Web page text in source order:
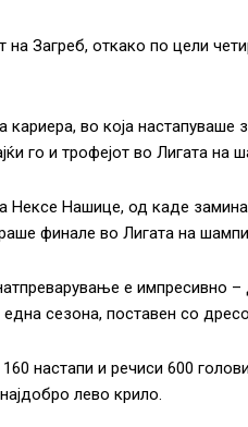
Загреб, откако по цели
во која настапуваше
го и трофејот во Лигата на
Нексе Нашице, од каде
финале во Лигата на
е импресивно
сезона, поставен со
настапи и речиси 600
лево крило.